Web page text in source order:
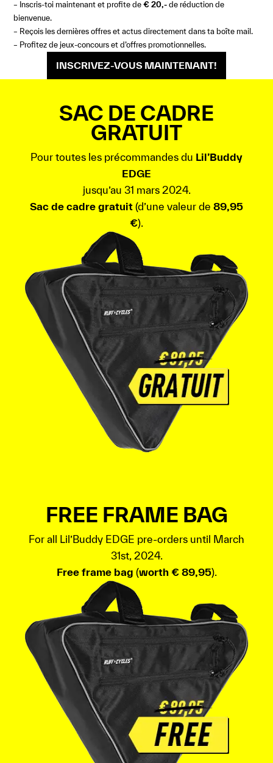
– Inscris-toi maintenant et profite de€ 20,- de réduction de
bienvenue.
– Reçois les dernières offres et actus directement dans ta boîte mail.
– Profitez de jeux-concours et d’offres promotionnelles.
INSCRIVEZ-VOUS MAINTENANT!
SAC DE CADRE
GRATUIT
Pour toutes les précommandes du Lil’Buddy
EDGE
jusqu’au 31 mars 2024.
Sac de cadre gratuit (d’une valeur de 89,95
€).
FREE FRAME BAG
For all Lil’Buddy EDGE pre-orders until March
31st, 2024.
Free frame bag (worth € 89,95).